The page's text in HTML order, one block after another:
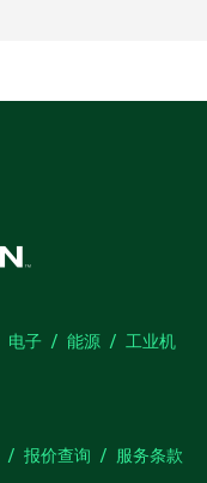
电子 能源
工业机
报价查询
服务条款